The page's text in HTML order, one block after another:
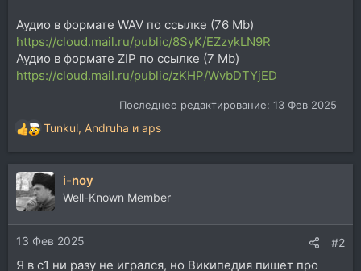
Аудио в формате WAV по ссылке (76 Mb)
https://cloud.mail.ru/public/8SyK/EZzykLN9R
Аудио в формате ZIP по ссылке (7 Mb)
https://cloud.mail.ru/public/zKHP/WvbDTYjED
Последнее редактирование: 13 Фев 2025
Р
е
а
к
ц
и
и
:
Tunkul, Andruha и aps
i-noy
Well-Known Member
13 Фев 2025 #2
Я в с1 ни разу не игрался, но Википедия пишет про